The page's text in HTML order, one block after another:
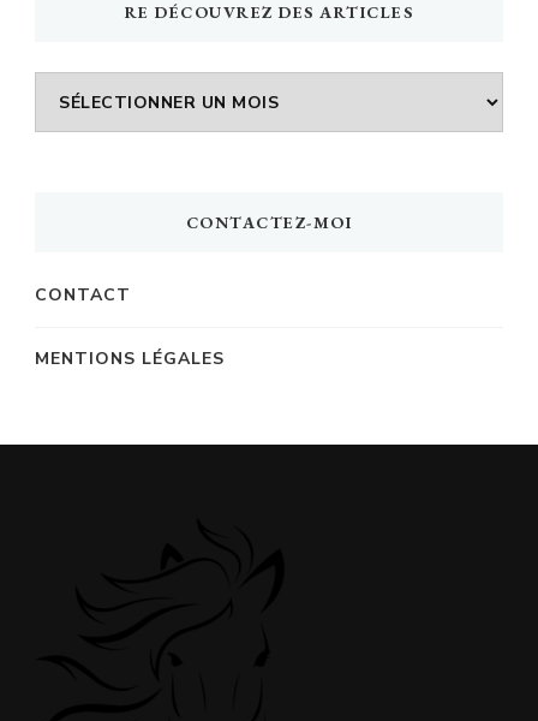
RE DÉCOUVREZ DES ARTICLES
découvrez
CONTACTEZ-MOI
CONTACT
MENTIONS LÉGALES